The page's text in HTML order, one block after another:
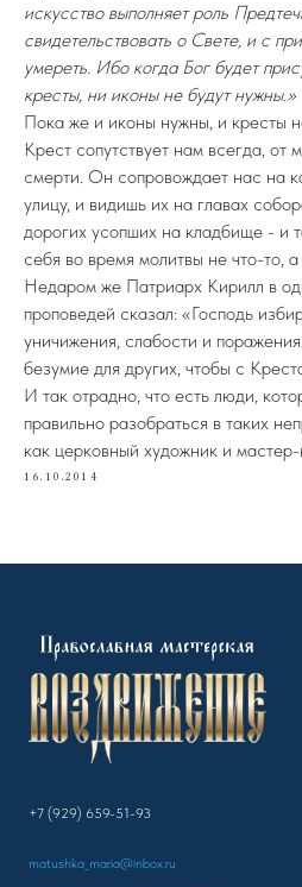
искусство выполняет роль
свидетельствовать о Свете, и с
умереть. Ибо когда Бог будет
кресты, ни иконы не будут нужны.»
Пока же и иконы нужны, и кресты
Крест сопутствует нам всегда, от
смерти. Он сопровождает нас на
улицу, и видишь их на главах
дорогих усопших на кладбище - и
себя во время молитвы не что-то,
Недаром же Патриарх Кирилл в
проповедей сказал: «Господь
уничижения, слабости и
безумие для других, чтобы с
И так отрадно, что есть люди,
правильно разобраться в таких
как церковный художник и
16.10.2014
+7 (929) 659-51-93
matushka_maria@inbox.ru